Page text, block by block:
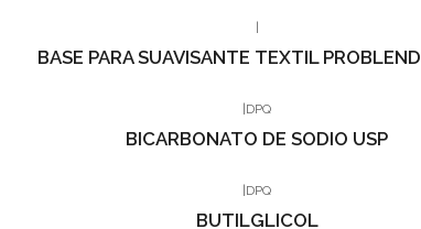
|
BASE PARA SUAVISANTE TEXTIL
|DPQ
BICARBONATO DE SODIO USP
DPQ
BUTILGLICOL